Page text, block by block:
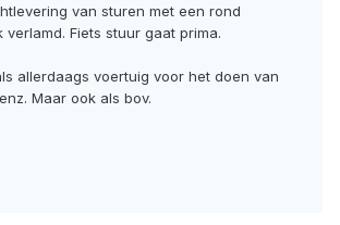
van sturen met een rond
Fiets stuur gaat prima.
allerdaags voertuig voor het doen van
Maar ook als bov.